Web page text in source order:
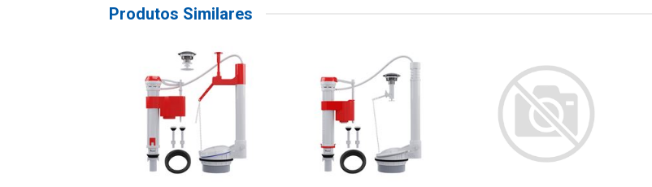
Produtos Similares